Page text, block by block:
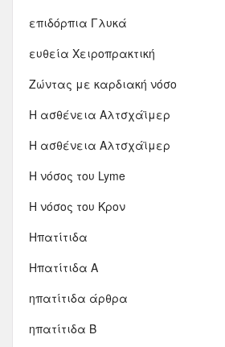
επιδόρπια Γλυκά
ευθεία Χειροπρακτική
Ζώντας με καρδιακή νόσο
Η ασθένεια Αλτσχάϊμερ
Η ασθένεια Αλτσχάϊμερ
Η νόσος του Lyme
Η νόσος του Κρον
Ηπατίτιδα
Ηπατίτιδα Α
ηπατίτιδα άρθρα
ηπατίτιδα Β